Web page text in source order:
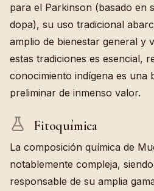
para el Parkinson (basado en
dopa), su uso tradicional
amplio de bienestar general y
estas tradiciones es esencial,
conocimiento indígena es una
preliminar de inmenso valor.
Fitoquímica
La composición química de
notablemente compleja,
responsable de su amplia